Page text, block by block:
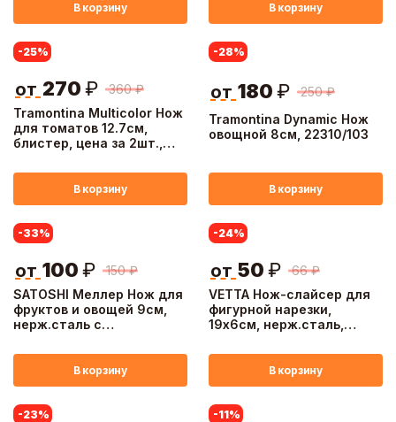
В корзину В корзину
Tramontina Multicolor Нож
для томатов 12.7см,
блистер, цена за 2шт.,
-25%
360 ₽
от 270 ₽
В корзину
Tramontina Dynamic Нож
овощной 8см, 22310/103
-28%
250 ₽
от 180 ₽
В корзину
SATOSHI Меллер Нож для
фруктов и овощей 9см,
нерж.сталь с
покрытием
-33%
150 ₽
от 100 ₽
В корзину
VETTA Нож-слайсер для
фигурной нарезки,
19х6см, нерж.сталь,
-24%
66 ₽
от 50 ₽
В корзину
-23% -11%